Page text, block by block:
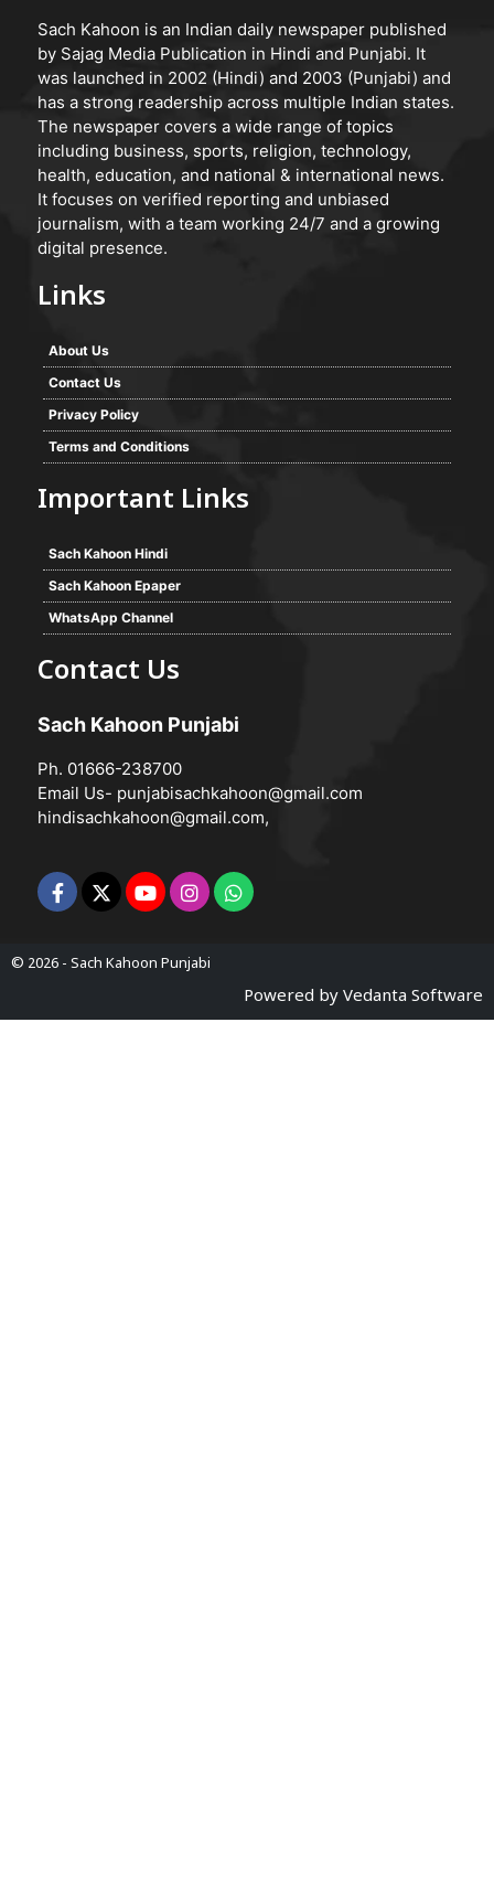
Sach Kahoon is an Indian daily newspaper published
by Sajag Media Publication in Hindi and Punjabi. It
was launched in 2002 (Hindi) and 2003 (Punjabi) and
has a strong readership across multiple Indian states.
The newspaper covers a wide range of topics
including business, sports, religion, technology,
health, education, and national & international news.
It focuses on verified reporting and unbiased
journalism, with a team working 24/7 and a growing
digital presence.
Links
About Us
Contact Us
Privacy Policy
Terms and Conditions
Important Links
Sach Kahoon Hindi
Sach Kahoon Epaper
WhatsApp Channel
Contact Us
Sach Kahoon Punjabi
Ph. 01666-238700
Email Us- punjabisachkahoon@gmail.com
hindisachkahoon@gmail.com,
© 2026 - Sach Kahoon Punjabi
Powered by Vedanta Software